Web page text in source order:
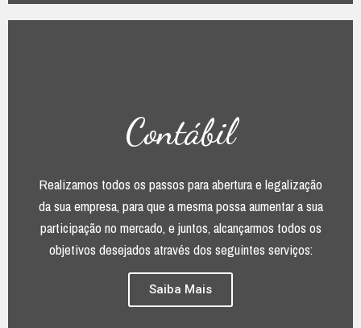
Contábil
Realizamos todos os passos para abertura e legalização
da sua empresa, para que a mesma possa aumentar a sua
participação no mercado, e juntos, alcançarmos todos os
objetivos desejados através dos seguintes serviços:
Saiba Mais